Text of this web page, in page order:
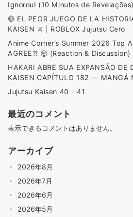
Ignorou! (10 Minutos de Revelações)
🔴 EL PEOR JUEGO DE LA
KAISEN ⚔️ | ROBLOX Jujutsu Cero
Anime Corner’s Summer 2026 Top
AGREE?! 🤯 (Reaction & Discussion)
HAKARI ABRE SUA EXPANSÃO
KAISEN CAPÍTULO 182 — MANGÁ
Jujutsu Kaisen 40 – 41
最近のコメント
表示できるコメントはありません。
アーカイブ
2026年8月
2026年7月
2026年6月
2026年5月